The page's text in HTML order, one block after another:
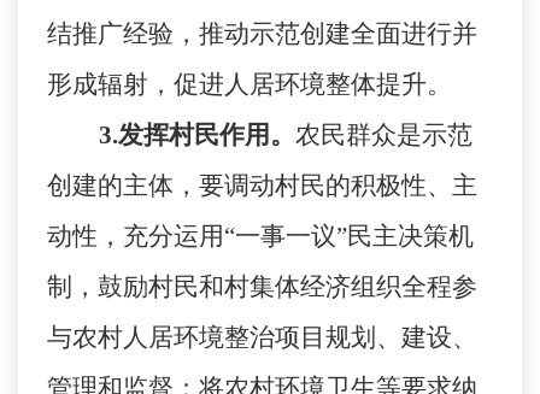
结推广经验，推动示范创建全面进行并
形成辐射，促进人居环境整体提升。
3.发挥村民作用。 农民群众是示范
创建的主体，要调动村民的积极性、主
动性，充分运用“一事一议”民主决策机
制，鼓励村民和村集体经济组织全程参
与农村人居环境整治项目规划、建设、
管理和监督；将农村环境卫生等要求纳